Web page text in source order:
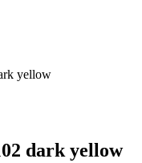
yellow
dark yellow